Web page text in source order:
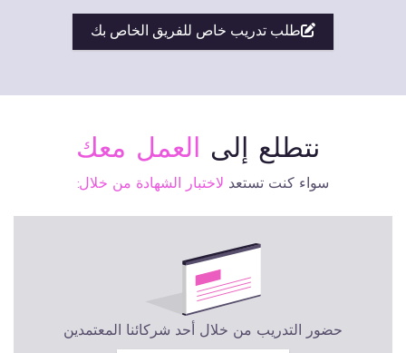
طلب تدريب خاص للفريق الخاص بك
نتطلع إلى العمل معك
سواء كنت تستعد لاختبار الشهادة من خلال:
حضور التدريب من خلال أحد شركائنا المعتمدين